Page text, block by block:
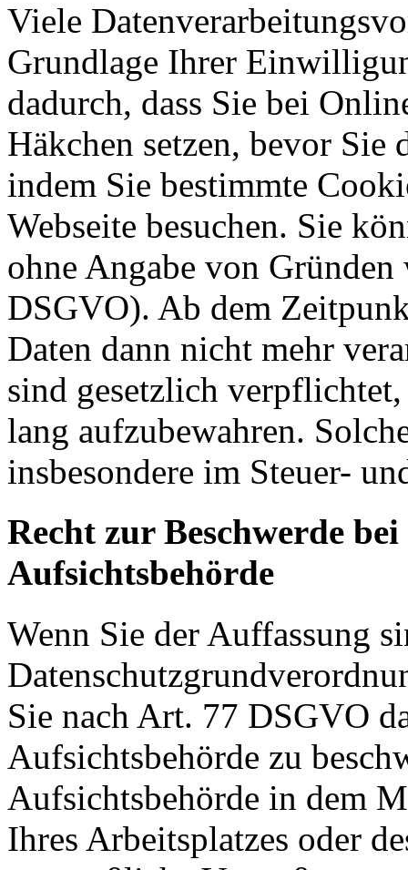
Viele
Grundlage Ihrer
dadurch, dass Sie bei
Häkchen setzen, bevor Sie
indem Sie bestimmte
Webseite besuchen. Sie
ohne Angabe von
DSGVO). Ab dem
Daten dann nicht mehr
sind gesetzlich
lang aufzubewahren.
insbesondere im Steuer-
Recht zur Beschwerde
Aufsichtsbehörde
Wenn Sie der Auffassung
Sie nach Art. 77 DSGVO
Aufsichtsbehörde zu
Aufsichtsbehörde in dem
Ihres Arbeitsplatzes oder